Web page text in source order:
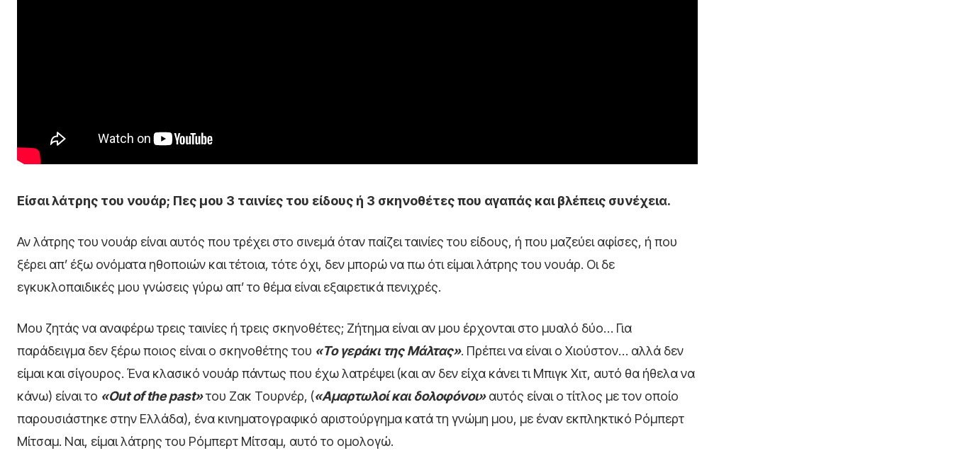
Είσαι λάτρης του νουάρ; Πες μου 3 ταινίες του είδους ή 3 σκηνοθέτες που αγαπάς και βλέπεις συνέχεια.
Αν λάτρης του νουάρ είναι αυτός που τρέχει στο σινεμά όταν παίζει ταινίες του είδους, ή που μαζεύει αφίσες, ή που
ξέρει απ’ έξω ονόματα ηθοποιών και τέτοια, τότε όχι, δεν μπορώ να πω ότι είμαι λάτρης του νουάρ. Οι δε
εγκυκλοπαιδικές μου γνώσεις γύρω απ’ το θέμα είναι εξαιρετικά πενιχρές.
Μου ζητάς να αναφέρω τρεις ταινίες ή τρεις σκηνοθέτες; Ζήτημα είναι αν μου έρχονται στο μυαλό δύο… Για
παράδειγμα δεν ξέρω ποιος είναι ο σκηνοθέτης του «Tο γεράκι της Μάλτας». Πρέπει να είναι ο Χιούστον… αλλά δεν
είμαι και σίγουρος. Ένα κλασικό νουάρ πάντως που έχω λατρέψει (και αν δεν είχα κάνει τι Μπιγκ Χιτ, αυτό θα ήθελα να
κάνω) είναι το «Out of the past»του Ζακ Τουρνέρ, («Αμαρτωλοί και δολοφόνοι»αυτός είναι ο τίτλος με τον οποίο
παρουσιάστηκε στην Ελλάδα), ένα κινηματογραφικό αριστούργημα κατά τη γνώμη μου, με έναν εκπληκτικό Ρόμπερτ
Μίτσαμ. Ναι, είμαι λάτρης του Ρόμπερτ Μίτσαμ, αυτό το ομολογώ.